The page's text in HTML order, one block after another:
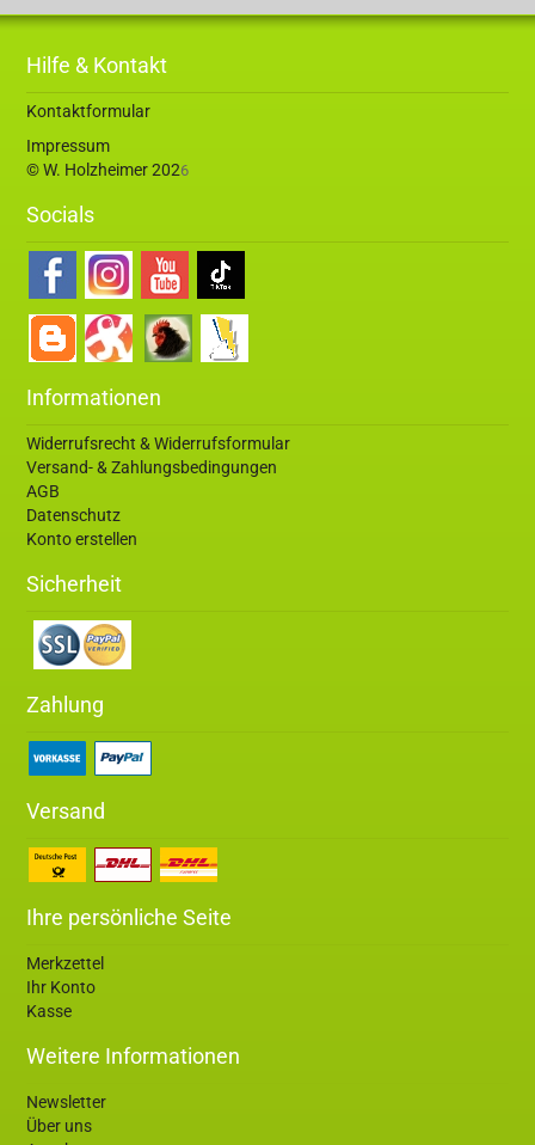
Hilfe & Kontakt
Kontaktformular
Impressum
© W. Holzheimer 2026
Socials
Informationen
Widerrufsrecht & Widerrufsformular
Versand- & Zahlungsbedingungen
AGB
Datenschutz
Konto erstellen
Sicherheit
Zahlung
Versand
Ihre persönliche Seite
Merkzettel
Ihr Konto
Kasse
Weitere Informationen
Newsletter
Über uns